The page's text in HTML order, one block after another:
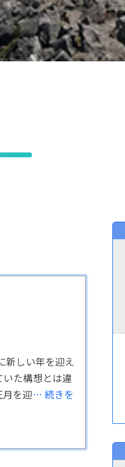
新しい年を迎え
た構想とは違
を迎… 続きを